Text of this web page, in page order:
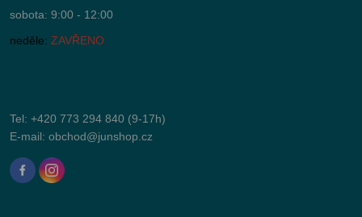
sobota: 9:00 - 12:00
neděle: ZAVŘENO
Tel: +420 773 294 840 (9-17h)
E-mail: obchod@junshop.cz